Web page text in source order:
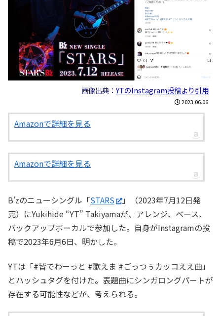
画像出典：YTのInstagram投稿より引用
2023.06.06
Amazonで詳細を見る
Amazonで詳細を見る
B’zのニューシングル「STARS
」（2023年7月12日発
売）にYukihide “YT” Takiyamaが、アレンジ、ベース、
バックアップボーカルで参加した。自身がInstagramの投
稿で2023年6月6日、明かした。
YTは「#皆でわーっと #歌えま #ごっつぅカッコええ曲」
とハッシュタグを付けた。表題曲にシンガロングパートが
存在する可能性などが、考えられる。